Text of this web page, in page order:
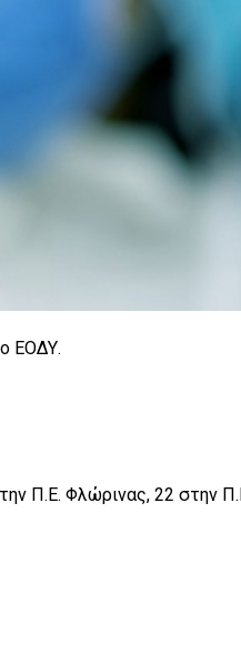
ΕΟΔΥ.
Π.Ε. Φλώρινας, 22 στην